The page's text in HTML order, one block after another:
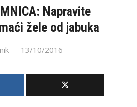
Napravite
žele od jabuka
— 13/10/2016